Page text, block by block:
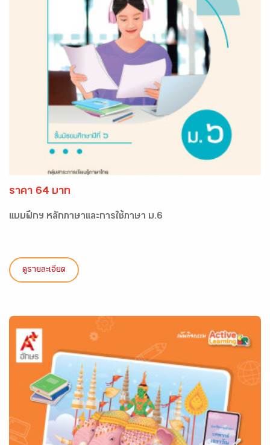
ราคา 64 บาท
แบบฝึกฯ หลักภาษาและการใช้ภาษา ม.6
ดูรายละเอียด